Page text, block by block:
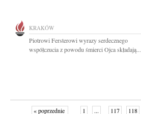
KRAKÓW
Piotrowi Fersterowi wyrazy serdecznego
współczucia z powodu śmierci Ojca składają...
« poprzednie 1 ... 117 118